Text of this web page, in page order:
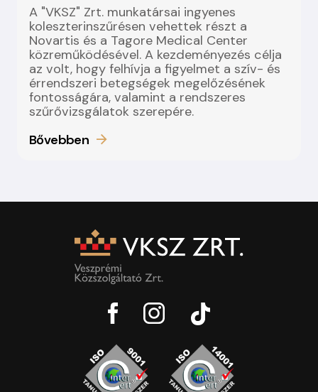
A "VKSZ" Zrt. munkatársai ingyenes
koleszterinszűrésen vehettek részt a
Novartis és a Tagore Medical Center
közreműködésével. A kezdeményezés célja
az volt, hogy felhívja a figyelmet a szív- és
érrendszeri betegségek megelőzésének
fontosságára, valamint a rendszeres
szűrővizsgálatok szerepére.
Bővebben